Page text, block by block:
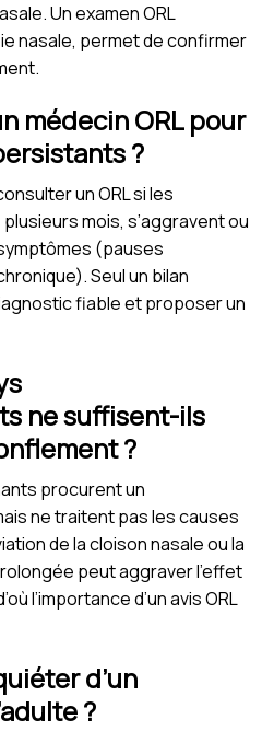
Un examen ORL
nasale, permet de confirmer
médecin ORL pour
?
un ORL si les
mois, s’aggravent ou
(pauses
Seul un bilan
fiable et proposer un
ne suffisent-ils
?
procurent un
ne traitent pas les causes
de la cloison nasale ou la
peut aggraver l’effet
l’importance d’un avis ORL
d’un
?